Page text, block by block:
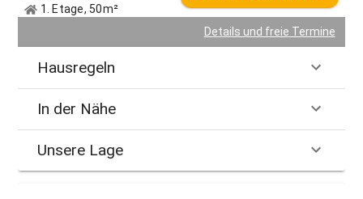
1. Etage, 50m²
Details und freie Termine
Hausregeln
In der Nähe
Unsere Lage